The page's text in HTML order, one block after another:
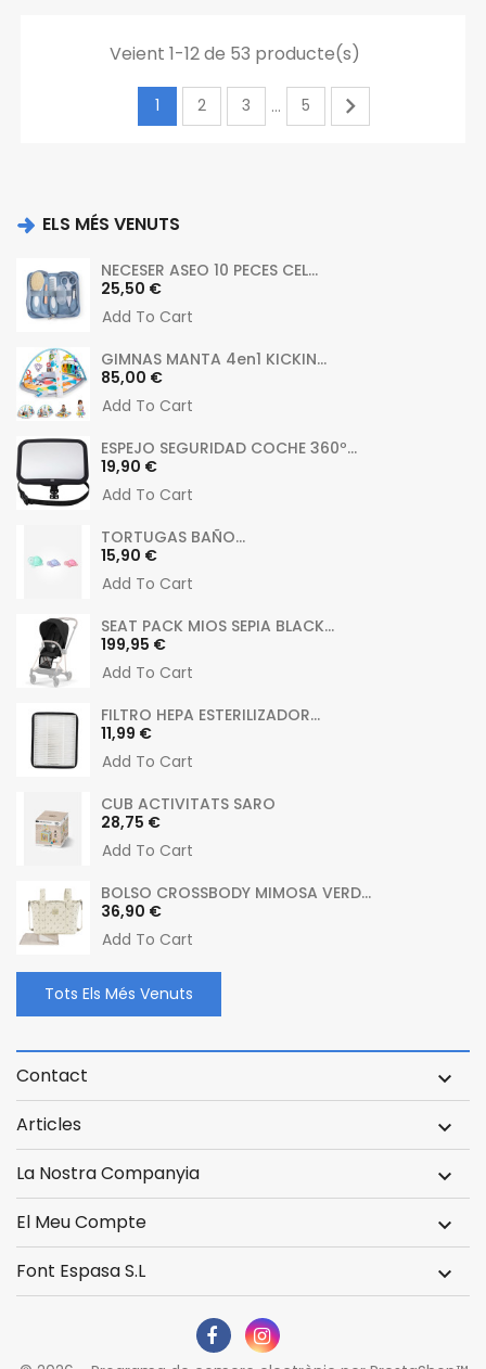
Veient 1-12 de 53 producte(s)
1 2 3 … 5 
ELS MÉS VENUTS
NECESER ASEO 10 PECES CEL...
Preu
25,50 €
Add To Cart
GIMNAS MANTA 4en1 KICKIN...
Preu
85,00 €
Add To Cart
ESPEJO SEGURIDAD COCHE 360º...
Preu
19,90 €
Add To Cart
TORTUGAS BAÑO...
Preu
15,90 €
Add To Cart
SEAT PACK MIOS SEPIA BLACK...
Preu
199,95 €
Add To Cart
FILTRO HEPA ESTERILIZADOR...
Preu
11,99 €
Add To Cart
CUB ACTIVITATS SARO
Preu
28,75 €
Add To Cart
BOLSO CROSSBODY MIMOSA VERD...
Preu
36,90 €
Add To Cart
Tots Els Més Venuts
Contact 
Articles 
La Nostra Companyia 
El Meu Compte 
Font Espasa S.L 